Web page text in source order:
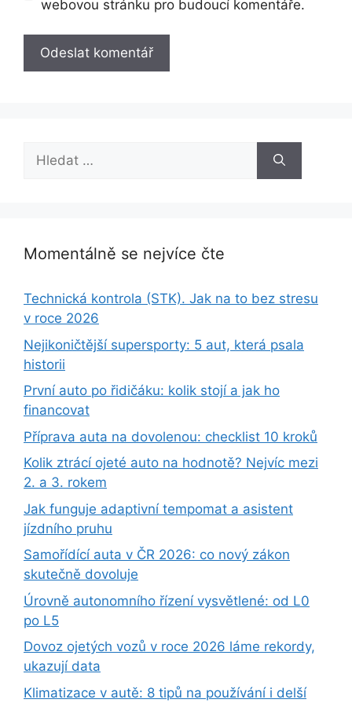
webovou stránku pro budoucí komentáře.
Hledat:
Momentálně se nejvíce čte
Technická kontrola (STK). Jak na to bez stresu
v roce 2026
Nejikoničtější supersporty: 5 aut, která psala
historii
První auto po řidičáku: kolik stojí a jak ho
financovat
Příprava auta na dovolenou: checklist 10 kroků
Kolik ztrácí ojeté auto na hodnotě? Nejvíc mezi
2. a 3. rokem
Jak funguje adaptivní tempomat a asistent
jízdního pruhu
Samořídící auta v ČR 2026: co nový zákon
skutečně dovoluje
Úrovně autonomního řízení vysvětlené: od L0
po L5
Dovoz ojetých vozů v roce 2026 láme rekordy,
ukazují data
Klimatizace v autě: 8 tipů na používání i delší